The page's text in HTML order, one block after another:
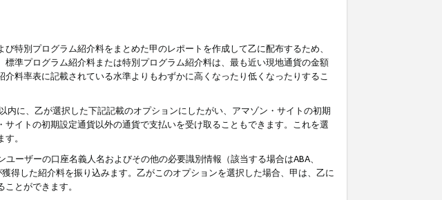
特別プログラム紹介料をまとめた甲のレポートを作成して乙に配布するため、
準プログラム紹介料または特別プログラム紹介料は、最も近い現地通貨の金額
料率表に記載されている水準よりもわずかに高くなったり低くなったりするこ
に、乙が選択した下記記載のオプションにしたがい、アマゾン・サイトの初期
イトの初期設定通貨以外の通貨で支払いを受け取ることもできます。これを選
。
ザーの口座名義人名およびその他の必要識別情報（該当する場合はABA、
得した紹介料を振り込みます。乙がこのオプションを選択した場合、甲は、乙に
とができます。